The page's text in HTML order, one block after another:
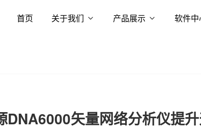
首页 关于我们 产品展示 软件中
DNA6000矢量网络分析仪提